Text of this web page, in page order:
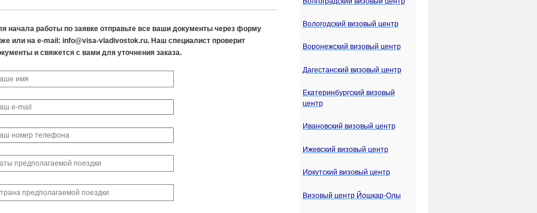
начала работы по заявке отправьте все ваши документы через форму
или на e-mail: info@visa-vladivostok.ru. Наш специалист проверит
и свяжется с вами для уточнения заказа.
Вологодский визовый центр
Воронежский визовый центр
Дагестанский визовый центр
Екатеринбургский визовый
центр
Ивановский визовый центр
Ижевский визовый центр
Иркутский визовый центр
Визовый центр Йошкар-Олы